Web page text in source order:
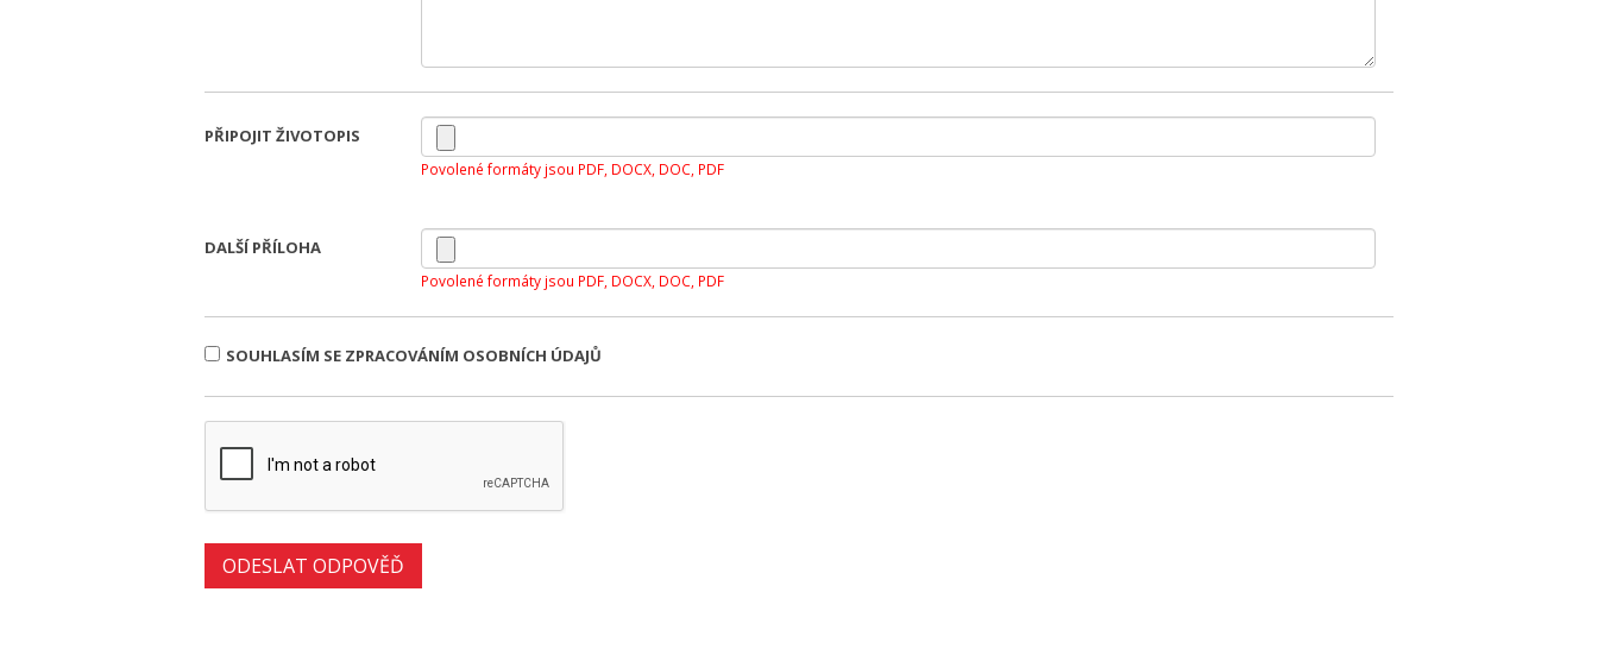
PŘIPOJIT ŽIVOTOPIS
Povolené formáty jsou PDF, DOCX, DOC, PDF
DALŠÍ PŘÍLOHA
Povolené formáty jsou PDF, DOCX, DOC, PDF
SOUHLASÍM SE ZPRACOVÁNÍM OSOBNÍCH ÚDAJŮ